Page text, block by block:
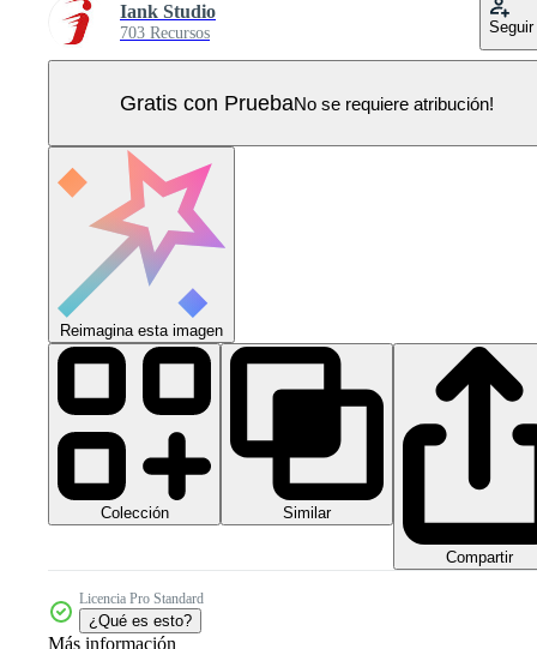
Iank Studio
703 Recursos Seguir
Gratis con PruebaNo se requiere atribución!
Reimagina esta imagen
Colección Similar
Compartir
Licencia Pro Standard
¿Qué es esto?
Más información